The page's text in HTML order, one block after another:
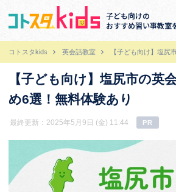
子ども向けの
おすすめ習い事教室
コトスタkids 英会話教室 【子ども向け】塩尻
【子ども向け】塩尻市の英
め6選！無料体験あり
最終更新：2025年5月9日 (金) 11:44 PR